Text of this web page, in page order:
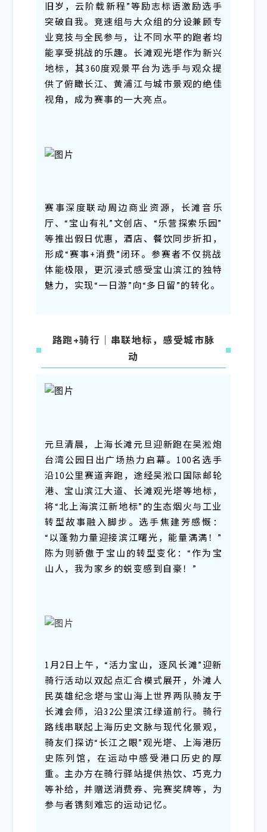
旧岁，云阶载新程”等励志标语激励选手
突破自我。竞速组与大众组的分设兼顾专
业竞技与全民参与，让不同水平的跑者均
能享受挑战的乐趣。长滩观光塔作为新兴
地标，其360度观景平台为选手与观众提
供了俯瞰长江、黄浦江与城市景观的绝佳
视角，成为赛事的一大亮点。
赛事深度联动周边商业资源，长滩音乐
厅、“宝山有礼”文创店、“乐营探索乐园”
等推出假日优惠，酒店、餐饮同步折扣，
形成“赛事+消费”闭环。参赛者不仅挑战
体能极限，更沉浸式感受宝山滨江的独特
魅力，实现“一日游”向“多日留”的转化。
路跑+骑行｜串联地标，感受城市脉
动
元旦清晨，上海长滩元旦迎新跑在吴淞炮
台湾公园日出广场热力启幕。100名选手
沿10公里赛道奔跑，途经吴淞口国际邮轮
港、宝山滨江大道、长滩观光塔等地标，
将“北上海滨江新地标”的生态烟火与工业
转型故事融入脚步。选手焦建芳感慨：
“以蓬勃力量迎接滨江曙光，能量满满！”
陈为则骄傲于宝山的转型变化：“作为宝
山人，我为家乡的蜕变感到自豪！”
1月2日上午，“活力宝山，逐风长滩”迎新
骑行活动以双起点汇合模式展开，外滩人
民英雄纪念塔与宝山海上世界两队骑友于
长滩会师，沿32公里滨江绿道前行。骑行
路线串联起上海历史文脉与现代化景观，
骑友们探访“长江之眼”观光塔、上海港历
史陈列馆，在运动中感受港口历史的厚
重。主办方在骑行驿站提供热饮、巧克力
等补给，并赠送消费券、完赛奖牌等，为
参与者镌刻难忘的运动记忆。